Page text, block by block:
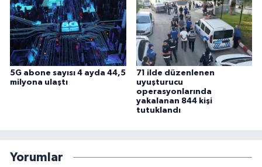
5G abone sayısı 4 ayda 44,5
milyona ulaştı
71 ilde düzenlenen
uyuşturucu
operasyonlarında
yakalanan 844 kişi
tutuklandı
Yorumlar